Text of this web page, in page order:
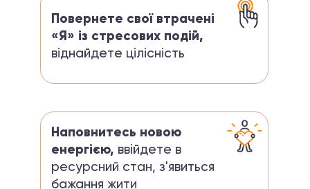
Наповнитесь новою
енергією, ввійдете в
ресурсний стан, з'явиться
бажання жити
Повернете свої втрачені
«Я» із стресових подій,
віднайдете цілісність